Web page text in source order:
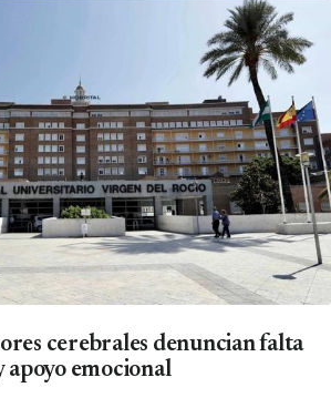
cerebrales denuncian falta
apoyo emocional